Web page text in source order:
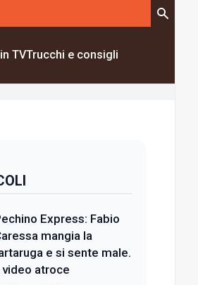
TVTrucchi e consigli
Express: Fabio
mangia la
e si sente male.
video atroce